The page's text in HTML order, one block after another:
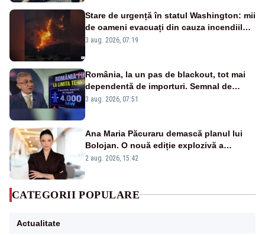
Stare de urgență în statul Washington: mii
de oameni evacuați din cauza incendiilor
puternice de vegetație
3 aug. 2026, 07:19
România, la un pas de blackout, tot mai
dependentă de importuri. Semnal de
alarmă tras de un expert în energie
3 aug. 2026, 07:51
Ana Maria Păcuraru demască planul lui
Bolojan. O nouă ediție explozivă a
emisiunii „Miza Zilei” la Realitatea PLUS
2 aug. 2026, 15:42
CATEGORII POPULARE
Actualitate